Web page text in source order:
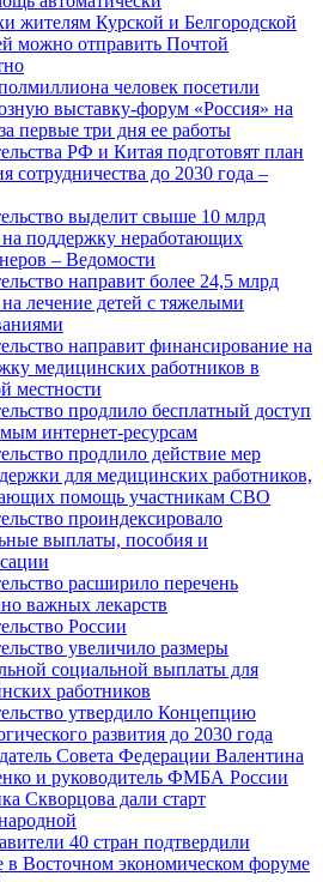
жителям Курской и Белгородской
можно отправить Почтой
человек посетили
выставку-форум «Россия» на
первые три дня ее работы
РФ и Китая подготовят план
сотрудничества до 2030 года –
выделит свыше 10 млрд
на поддержку неработающих
– Ведомости
направит более 24,5 млрд
лечение детей с тяжелыми
направит финансирование на
медицинских работников в
местности
продлило бесплатный доступ
интернет-ресурсам
продлило действие мер
для медицинских работников,
помощь участникам СВО
проиндексировало
выплаты, пособия и
расширило перечень
важных лекарств
России
увеличило размеры
социальной выплаты для
работников
утвердило Концепцию
развития до 2030 года
Совета Федерации Валентина
и руководитель ФМБА России
Скворцова дали старт
40 стран подтвердили
в Восточном экономическом форуме